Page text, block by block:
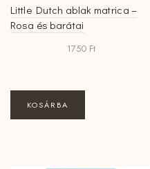
Little Dutch ablak matrica –
Rosa és barátai
1750 Ft
KOSÁRBA